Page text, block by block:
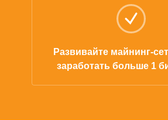
Развивайте майнинг-
заработать больше 1